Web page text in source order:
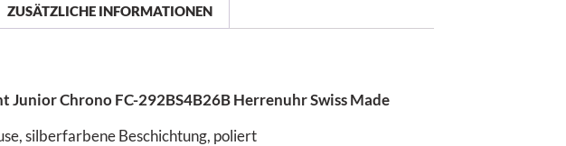
ZUSÄTZLICHE INFORMATIONEN
Junior Chrono FC-292BS4B26B Herrenuhr Swiss Made
silberfarbene Beschichtung, poliert